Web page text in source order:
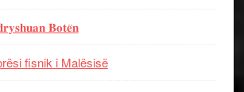
𝐁𝐨𝐭𝐞̈𝐧
fisnik i Malësisë